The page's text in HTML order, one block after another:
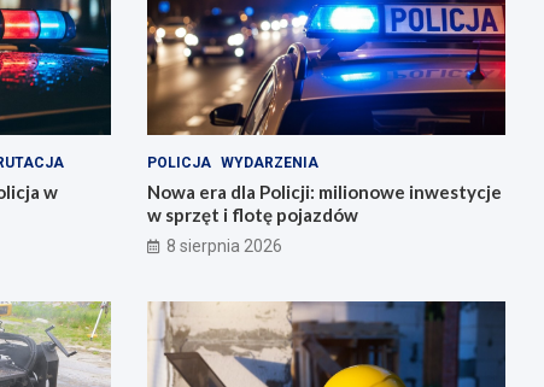
w
POLICJA WYDARZENIA
Nowa era dla Policji: milionowe inwestycje
w sprzęt i flotę pojazdów
8 sierpnia 2026